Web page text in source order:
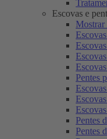
Escovas e
Mostrar
Pentes
Pentes
Pentes